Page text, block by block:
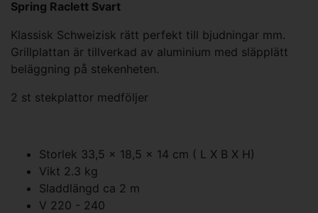
Spring Raclett Svart
Klassisk Schweizisk rätt perfekt till bjudningar mm.
Grillplattan är tillverkad av aluminium med släpplätt
beläggning på stekenheten.
2 st stekplattor medföljer
Storlek 33,5 x 18,5 x 14 cm ( L X B X H)
Vikt 2.3 kg
Sladdlängd ca 2 m
V 220 - 240